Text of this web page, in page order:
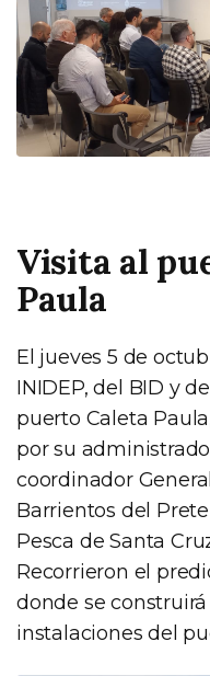
Visita al
Paula
El jueves 5 de
INIDEP, del BID y
puerto Caleta
por su
coordinador
Barrientos del
Pesca de Santa
Recorrieron el
donde se
instalaciones del